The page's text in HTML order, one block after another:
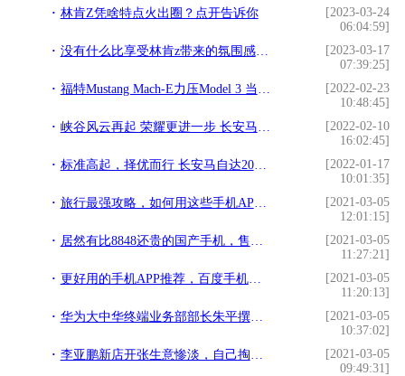
林肯Z凭啥特点火出圈？点开告诉你
[2023-03-24
06:04:59]
没有什么比享受林肯z带来的氛围感更舒适的了！
[2023-03-17
07:39:25]
福特Mustang Mach-E力压Model 3 当选最佳电动车
[2022-02-23
10:48:45]
峡谷风云再起 荣耀更进一步 长安马自达人民电竞超级联赛王者荣耀挑战赛（PPL）决赛前瞻
[2022-02-10
16:02:45]
标准高起，择优而行 长安马自达2022服务升级
[2022-01-17
10:01:35]
旅行最强攻略，如何用这些手机APP轻松搞定整个自由行~!
[2021-03-05
12:01:15]
居然有比8848还贵的国产手机，售价超过一万元，最终价格不敢恭维!
[2021-03-05
11:27:21]
更好用的手机APP推荐，百度手机输入法语音识别更强大!
[2021-03-05
11:20:13]
华为大中华终端业务部部长朱平撰文：没有固定赛道的比拼!
[2021-03-05
10:37:02]
李亚鹏新店开张生意惨淡，自己掏腰包请客会友，胡子拉碴星味全无!
[2021-03-05
09:49:31]